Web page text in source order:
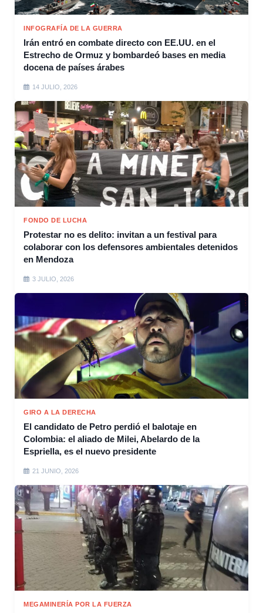
INFOGRAFÍA DE LA GUERRA
Irán entró en combate directo con EE.UU. en el
Estrecho de Ormuz y bombardeó bases en media
docena de países árabes
14 JULIO, 2026
FONDO DE LUCHA
Protestar no es delito: invitan a un festival para
colaborar con los defensores ambientales detenidos
en Mendoza
3 JULIO, 2026
GIRO A LA DERECHA
El candidato de Petro perdió el balotaje en
Colombia: el aliado de Milei, Abelardo de la
Espriella, es el nuevo presidente
21 JUNIO, 2026
MEGAMINERÍA POR LA FUERZA